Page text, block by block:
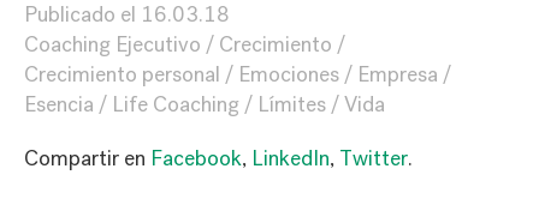
Publicado el 16.03.18
Coaching Ejecutivo
Crecimiento
Crecimiento personal
Emociones
Empresa
Esencia
Life Coaching Límites Vida
Compartir en Facebook, LinkedIn, Twitter.